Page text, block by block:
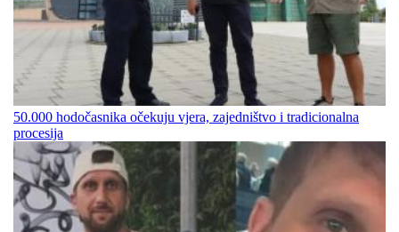
50.000 hodočasnika očekuju vjera, zajedništvo i tradicionalna
procesija